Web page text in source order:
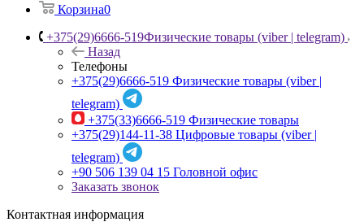
Корзина0
+375(29)6666-519Физические товары (viber | telegram)
Назад
Телефоны
+375(29)6666-519 Физические товары (viber |
telegram)
+375(33)6666-519 Физические товары
+375(29)144-11-38 Цифровые товары (viber |
telegram)
+90 506 139 04 15 Головной офис
Заказать звонок
Контактная информация